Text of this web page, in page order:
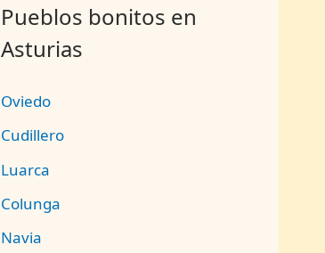
Pueblos bonitos en
Asturias
Oviedo
Cudillero
Luarca
Colunga
Navia